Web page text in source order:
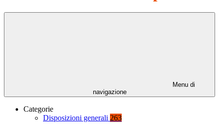
Menu di
navigazione
Categorie
Disposizioni generali 263